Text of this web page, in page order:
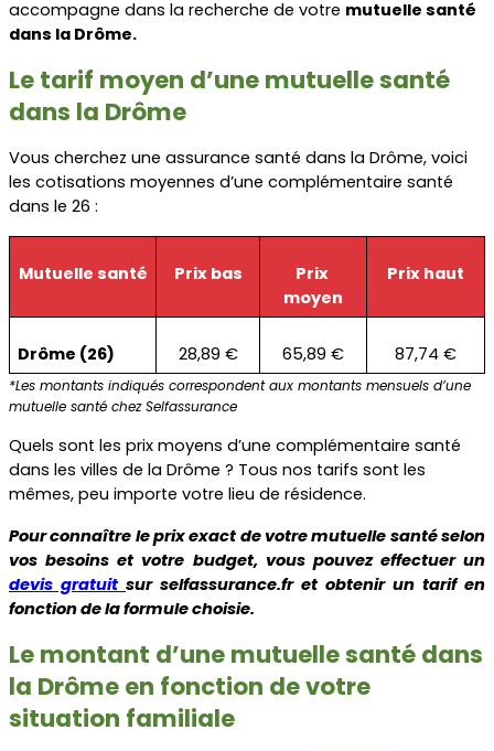
accompagne dans la recherche de votre mutuelle santé
dans la Drôme.
Le tarif moyen d’une mutuelle santé
dans la Drôme
Vous cherchez une assurance santé dans la Drôme, voici
les cotisations moyennes d’une complémentaire santé
dans le 26 :
Mutuelle santé Prix bas
Prix
moyen
Prix haut
Drôme (26) 28,89 € 65,89 € 87,74 €
*Les montants indiqués correspondent aux montants mensuels d’une
mutuelle santé chez Selfassurance
Quels sont les prix moyens d’une complémentaire santé
dans les villes de la Drôme ? Tous nos tarifs sont les
mêmes, peu importe votre lieu de résidence.
Pour connaître le prix exact de votre mutuelle santé selon
devis gratuit sur selfassurance.fr et obtenir un tarif en
fonction de la formule choisie.
Le montant d’une mutuelle santé dans
la Drôme en fonction de votre
situation familiale